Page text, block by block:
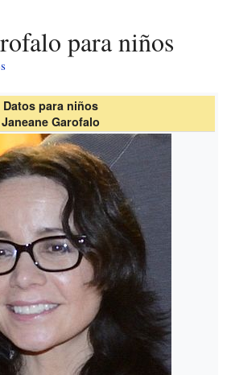
para niños
Datos para niños
Janeane Garofalo